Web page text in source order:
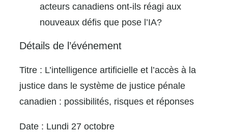
acteurs canadiens ont-ils réagi aux
nouveaux défis que pose l’IA?
Détails de l’événement
Titre : L’intelligence artificielle et l’accès à la
justice dans le système de justice pénale
canadien : possibilités, risques et réponses
Date : Lundi 27 octobre